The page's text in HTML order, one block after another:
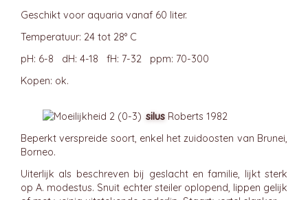
Geschikt voor aquaria vanaf 60 liter.
Temperatuur: 24 tot 28° C
pH: 6-8 dH: 4-18 fH: 7-32 ppm: 70-300
Kopen: ok.
silus Roberts 1982
Beperkt verspreide soort, enkel het zuidoosten van Brunei,
Borneo.
Uiterlijk als beschreven bij geslacht en familie, lijkt sterk
op A. modestus. Snuit echter steiler oplopend, lippen gelijk